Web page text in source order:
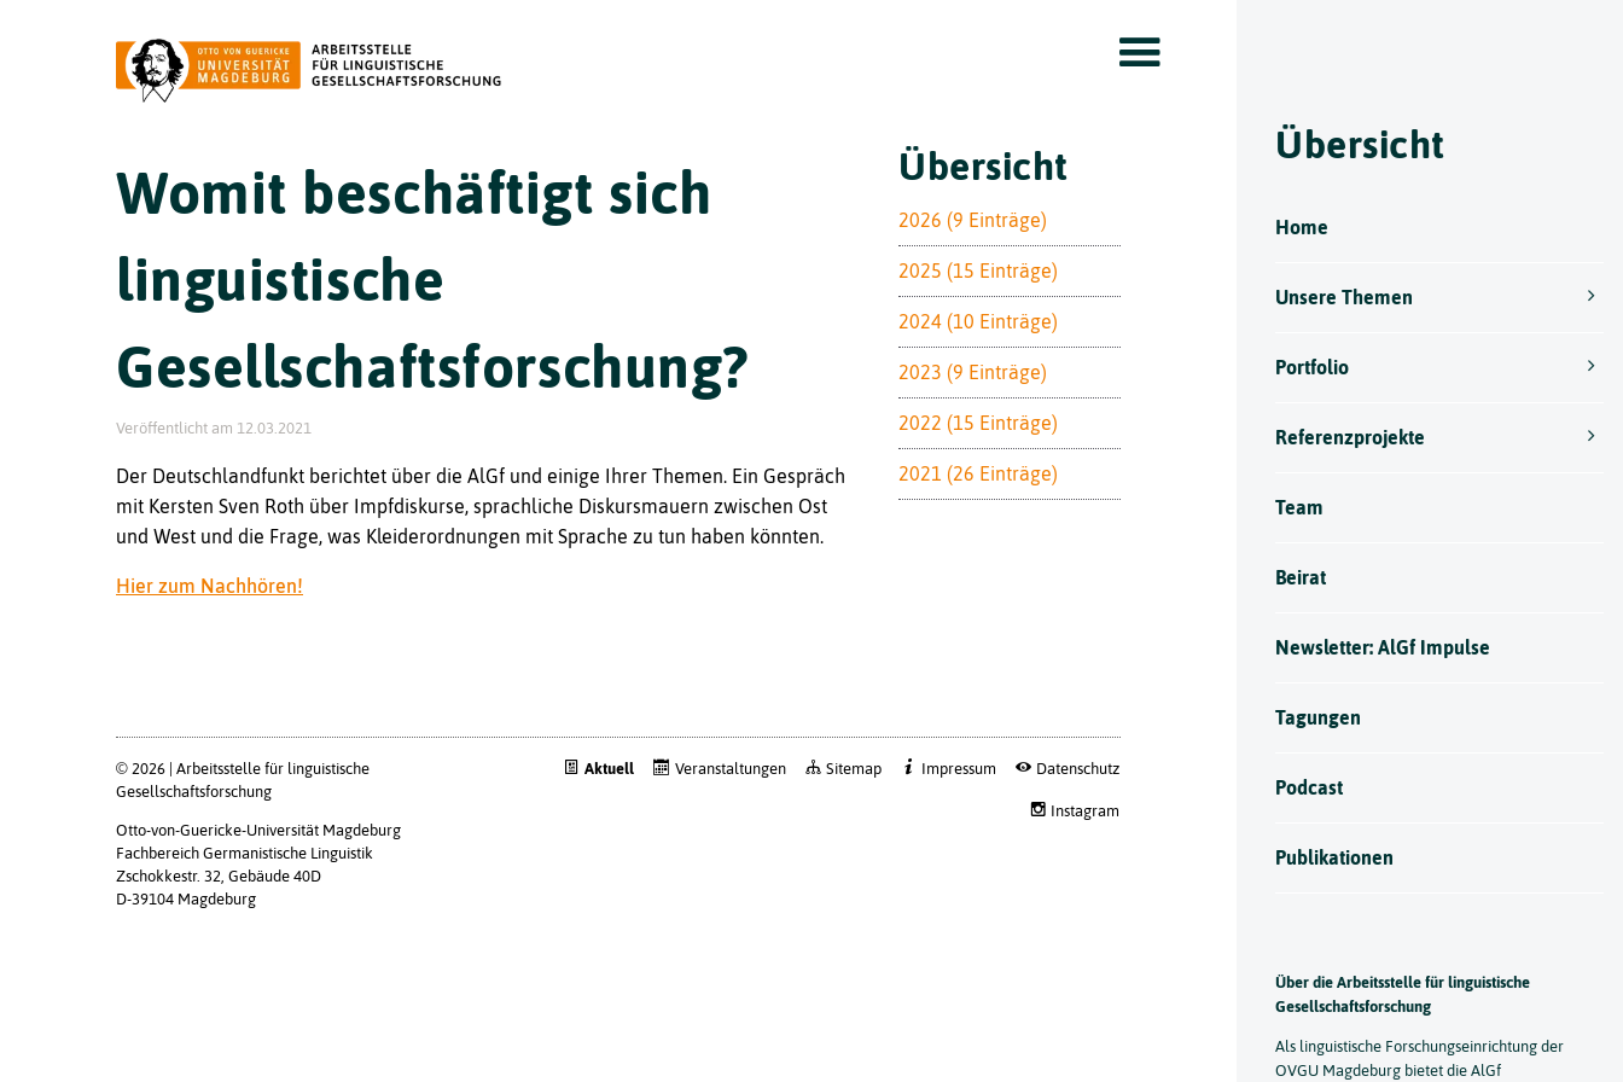
Womit beschäftigt sich
linguistische
Gesellschaftsforschung?
Veröffentlicht am 12.03.2021
Der Deutschlandfunkt berichtet über die AlGf und einige Ihrer Themen. Ein Gespräch
mit Kersten Sven Roth über Impfdiskurse, sprachliche Diskursmauern zwischen Ost
und West und die Frage, was Kleiderordnungen mit Sprache zu tun haben könnten.
Hier zum Nachhören!
Übersicht
2026 (9 Einträge)
2025 (15 Einträge)
2024 (10 Einträge)
2023 (9 Einträge)
2022 (15 Einträge)
2021 (26 Einträge)
© 2026 | Arbeitsstelle für linguistische
Gesellschaftsforschung
Otto-von-Guericke-Universität Magdeburg
Fachbereich Germanistische Linguistik
Zschokkestr. 32, Gebäude 40D
D-39104 Magdeburg
Aktuell Veranstaltungen Sitemap Impressum Datenschutz
Instagram
Übersicht
Home
Unsere Themen
Portfolio
Referenzprojekte
Team
Beirat
Newsletter: AlGf Impulse
Tagungen
Podcast
Publikationen
Über die Arbeitsstelle für linguistische
Gesellschaftsforschung
Als linguistische Forschungseinrichtung der
OVGU Magdeburg bietet die AlGf